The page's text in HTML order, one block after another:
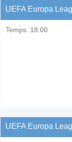
UEFA Europa
Temps: 18:00
UEFA Europa